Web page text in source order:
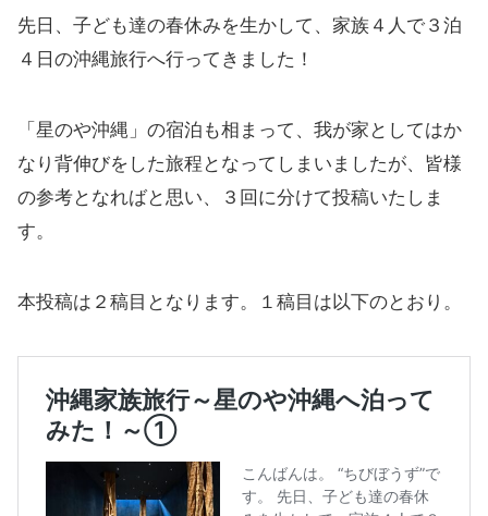
先日、子ども達の春休みを生かして、家族４人で３泊
４日の沖縄旅行へ行ってきました！
「星のや沖縄」の宿泊も相まって、我が家としてはか
なり背伸びをした旅程となってしまいましたが、皆様
の参考となればと思い、３回に分けて投稿いたしま
す。
本投稿は２稿目となります。１稿目は以下のとおり。